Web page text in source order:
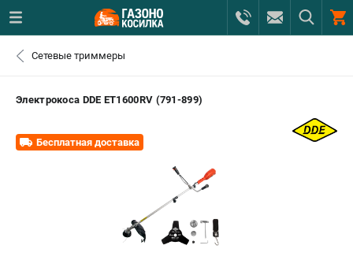
ЗАКАЗАТЬ ЗАПЧАСТЬ
- ЗАКАЗ ЗАПЧАСТЕЙ
+7 (812) 615-80-17 - ЗАКАЗ ИЗДЕЛИЙ
САНКТ-ПЕТЕРБУРГ
0 ₽
Сетевые триммеры
Электрокоса DDE EТ1600RV (791-899)
Бесплатная доставка